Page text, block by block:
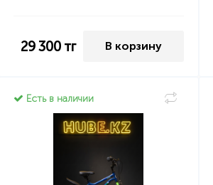
29 300тг В корзину
Есть в наличии